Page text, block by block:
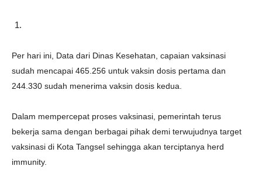
Per hari ini, Data dari Dinas Kesehatan, capaian vaksinasi
sudah mencapai 465.256 untuk vaksin dosis pertama dan
244.330 sudah menerima vaksin dosis kedua.
Dalam mempercepat proses vaksinasi, pemerintah terus
bekerja sama dengan berbagai pihak demi terwujudnya target
vaksinasi di Kota Tangsel sehingga akan terciptanya herd
immunity.